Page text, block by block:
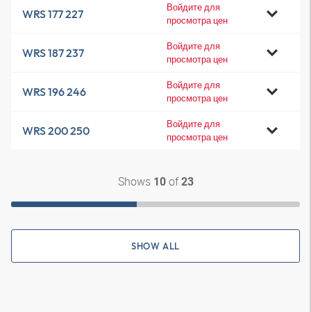
WRS 177 227
Войдите для
просмотра цен
WRS 187 237
Войдите для
просмотра цен
WRS 196 246
Войдите для
просмотра цен
WRS 200 250
Войдите для
просмотра цен
Shows 10of23
SHOW ALL